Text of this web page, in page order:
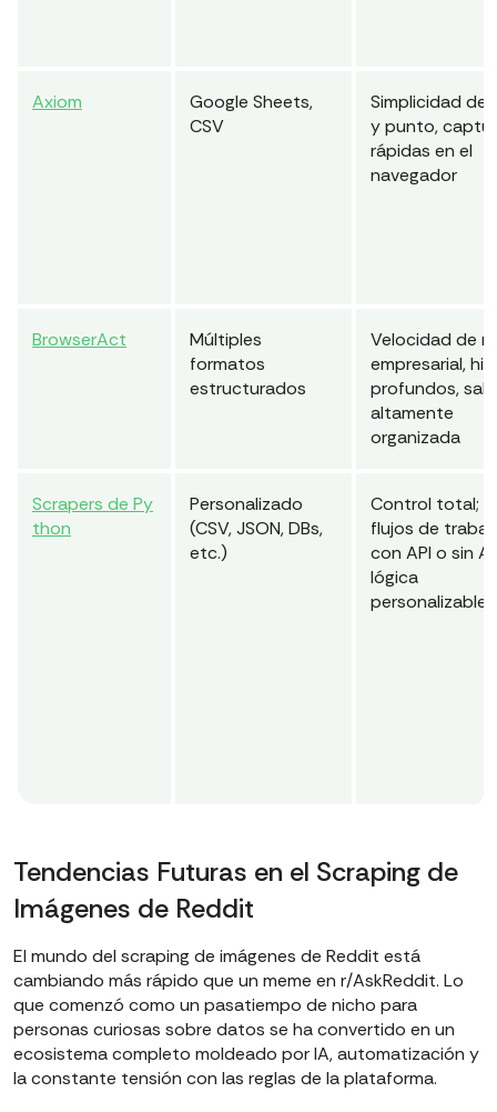
Axiom
Google Sheets,
CSV
Simplicidad de
y punto,
rápidas en el
navegador
BrowserAct
Múltiples
formatos
estructurados
Velocidad de
empresarial,
profundos,
altamente
organizada
Scrapers de Py
thon
Personalizado
(CSV, JSON, DBs,
etc.)
Control total;
flujos de
con API o sin
lógica
personalizable
Tendencias Futuras en el Scraping de
Imágenes de Reddit
El mundo del scraping de imágenes de Reddit está
cambiando más rápido que un meme en r/AskReddit. Lo
que comenzó como un pasatiempo de nicho para
personas curiosas sobre datos se ha convertido en un
ecosistema completo moldeado por IA, automatización y
la constante tensión con las reglas de la plataforma.